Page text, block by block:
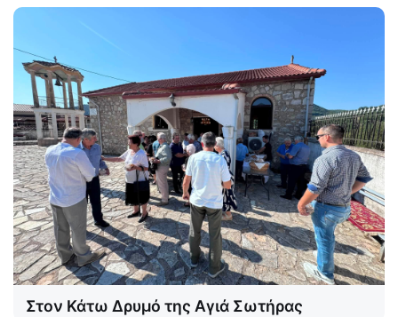
Στον Κάτω Δρυμό της Αγιά Σωτήρας